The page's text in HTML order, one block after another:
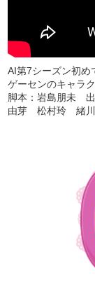
AI第7シーズン初め
ゲーセンのキャラ
脚本：岩島朋未
由芽 松村玲 緒